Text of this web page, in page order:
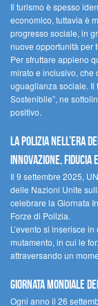
Il turismo è spesso
economico, tuttavia è
progresso sociale, in
nuove opportunità per
Per sfruttare appieno
mirato e inclusivo, che
uguaglianza sociale. Il
Sostenibile”, ne
positivo.
La polizia nell’era
innovazione, fiducia
Il 9 settembre 2025,
delle Nazioni Unite
celebrare la Giornata
Forze di Polizia.
L’evento si inserisce
mutamento, in cui le
attraversando un
Giornata Mondiale
Ogni anno il 26